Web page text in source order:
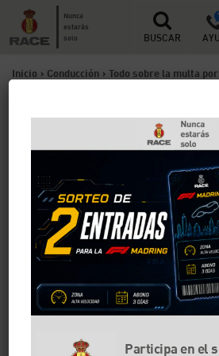
Nunca
estarás
solo
BUSCAR
Inicio > Conducción > Todo sobre la multa
Todo sobre la
llevar la baliza V16
conectada a la DGT
Desde 2026, la baliza V16
obligatoria en todos los vehículos
triángulos de emergencia. Te
requisitos técnicos debe cumplir
cuándo pueden multarte y qué
baliza no homologada o sin
Participa en el